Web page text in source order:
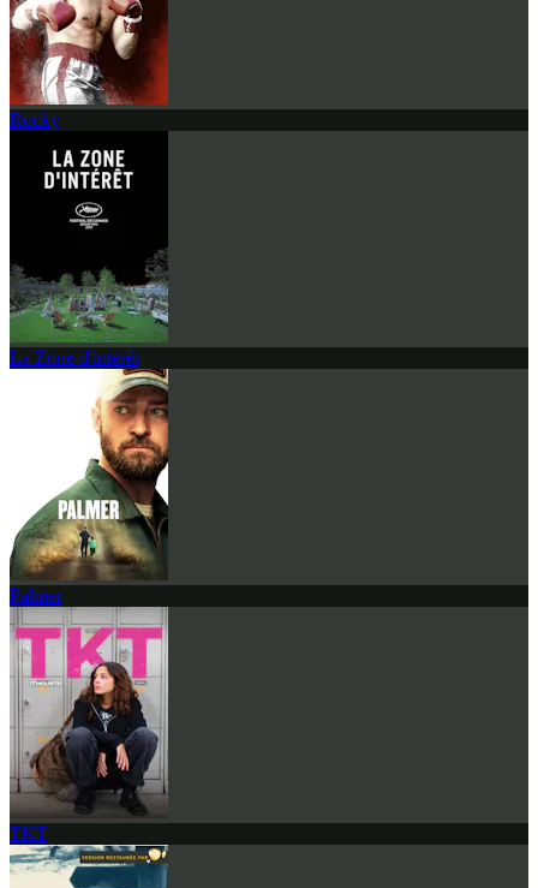
Rocky
La Zone d'intérêt
Palmer
TKT